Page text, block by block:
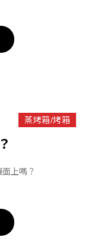
蒸烤箱/烤箱
上嗎？